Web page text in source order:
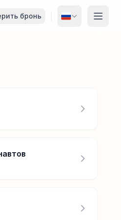
бронь